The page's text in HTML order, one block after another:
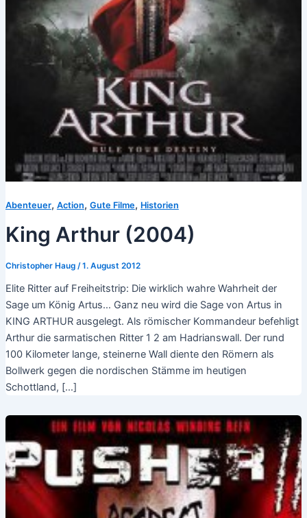
Abenteuer, Action, Gute Filme, Historien
King Arthur (2004)
Christopher Haug /1. August 2012
Elite Ritter auf Freiheitstrip: Die wirklich wahre Wahrheit der
Sage um König Artus… Ganz neu wird die Sage von Artus in
KING ARTHUR ausgelegt. Als römischer Kommandeur befehligt
Arthur die sarmatischen Ritter 1 2 am Hadrianswall. Der rund
100 Kilometer lange, steinerne Wall diente den Römern als
Bollwerk gegen die nordischen Stämme im heutigen
Schottland, […]